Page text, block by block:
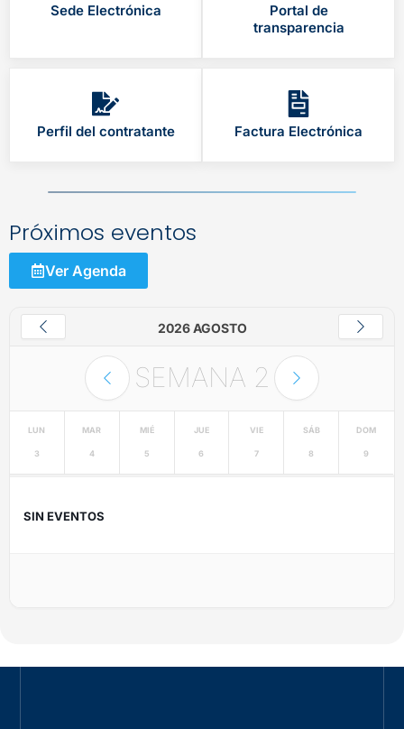
Sede Electrónica
Portal de
transparencia
Perfil del contratante Factura Electrónica
Próximos eventos
Ver Agenda
2026 AGOSTO
SEMANA 2
LUN
3
MAR
4
MIÉ
5
JUE
6
VIE
7
SÁB
8
DOM
9
SIN EVENTOS